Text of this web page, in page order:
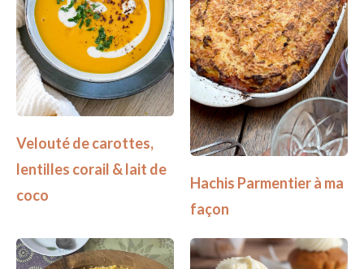
Velouté de carottes,
lentilles corail & lait de
coco
Hachis Parmentier à ma
façon